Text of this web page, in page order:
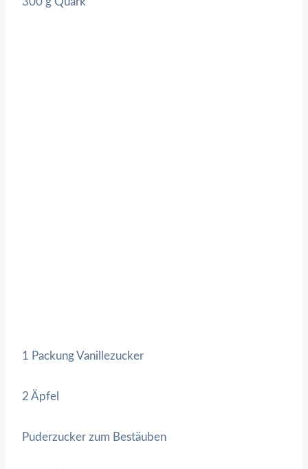
1 Packung Vanillezucker
2 Äpfel
Puderzucker zum Bestäuben